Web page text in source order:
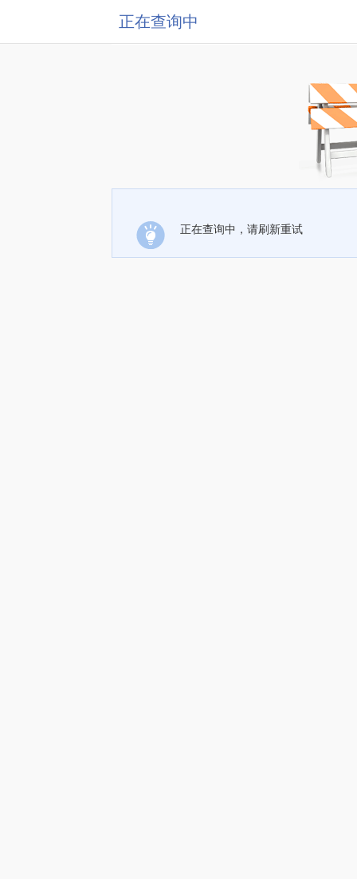
正在查询中
正在查询中，请刷新重试